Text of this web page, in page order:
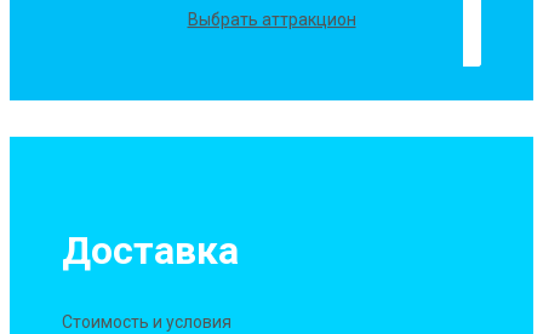
Выбрать аттракцион
Доставка
Стоимость и условия